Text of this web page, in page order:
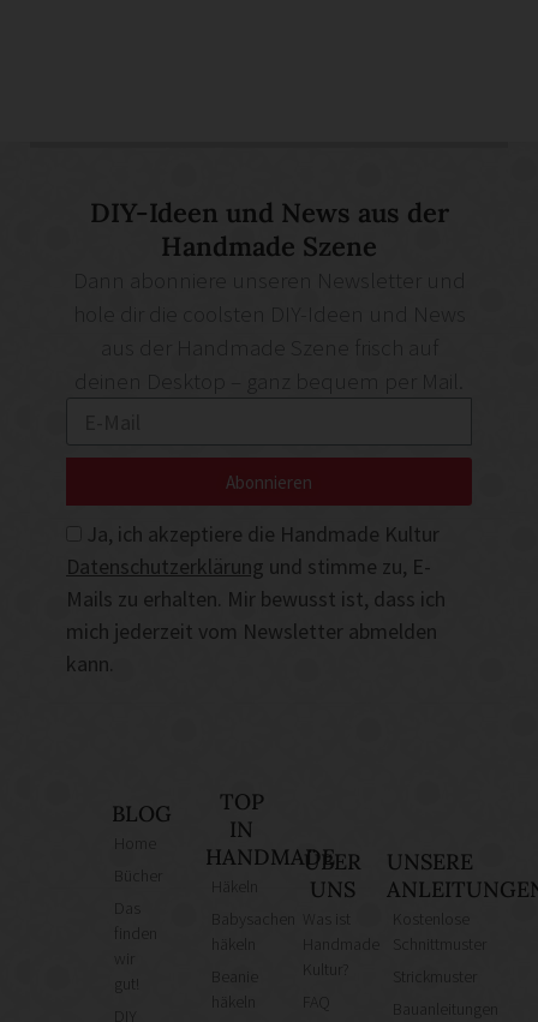
DIY-Ideen und News aus der
Handmade Szene
deinen Desktop – ganz bequem per Mail.
Ja, ich akzeptiere die Handmade Kultur
Datenschutzerklärung und stimme zu, E-
Mails zu erhalten. Mir bewusst ist, dass ich
mich jederzeit vom Newsletter abmelden
kann.
Abonnieren
BLOG
finden
gut!
TOP
IN
HANDMADE
häkeln
ÜBER
UNS
Was ist
Kultur?
UNSERE
Kostenlose
Schnittmuster
Strickmuster
Bauanleitungen